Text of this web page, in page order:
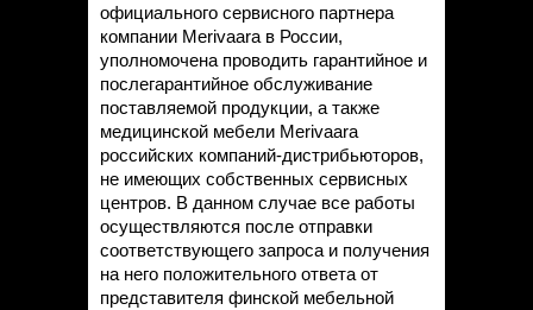
официального сервисного партнера
компании Merivaara в России,
уполномочена проводить гарантийное и
послегарантийное обслуживание
поставляемой продукции, а также
медицинской мебели Merivaara
российских компаний-дистрибьюторов,
не имеющих собственных сервисных
центров. В данном случае все работы
осуществляются после отправки
соответствующего запроса и получения
на него положительного ответа от
представителя финской мебельной